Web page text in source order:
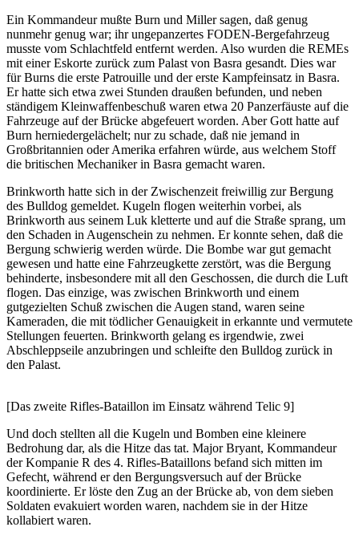
Ein Kommandeur mußte Burn und Miller sagen, daß genug
nunmehr genug war; ihr ungepanzertes FODEN-Bergefahrzeug
musste vom Schlachtfeld entfernt werden. Also wurden die REMEs
mit einer Eskorte zurück zum Palast von Basra gesandt. Dies war
für Burns die erste Patrouille und der erste Kampfeinsatz in Basra.
Er hatte sich etwa zwei Stunden draußen befunden, und neben
ständigem Kleinwaffenbeschuß waren etwa 20 Panzerfäuste auf die
Fahrzeuge auf der Brücke abgefeuert worden. Aber Gott hatte auf
Burn herniedergelächelt; nur zu schade, daß nie jemand in
Großbritannien oder Amerika erfahren würde, aus welchem Stoff
die britischen Mechaniker in Basra gemacht waren.
Brinkworth hatte sich in der Zwischenzeit freiwillig zur Bergung
des Bulldog gemeldet. Kugeln flogen weiterhin vorbei, als
Brinkworth aus seinem Luk kletterte und auf die Straße sprang, um
den Schaden in Augenschein zu nehmen. Er konnte sehen, daß die
Bergung schwierig werden würde. Die Bombe war gut gemacht
gewesen und hatte eine Fahrzeugkette zerstört, was die Bergung
behinderte, insbesondere mit all den Geschossen, die durch die Luft
flogen. Das einzige, was zwischen Brinkworth und einem
gutgezielten Schuß zwischen die Augen stand, waren seine
Kameraden, die mit tödlicher Genauigkeit in erkannte und vermutete
Stellungen feuerten. Brinkworth gelang es irgendwie, zwei
Abschleppseile anzubringen und schleifte den Bulldog zurück in
den Palast.
[Das zweite Rifles-Bataillon im Einsatz während Telic 9]
Und doch stellten all die Kugeln und Bomben eine kleinere
Bedrohung dar, als die Hitze das tat. Major Bryant, Kommandeur
der Kompanie R des 4. Rifles-Bataillons befand sich mitten im
Gefecht, während er den Bergungsversuch auf der Brücke
koordinierte. Er löste den Zug an der Brücke ab, von dem sieben
Soldaten evakuiert worden waren, nachdem sie in der Hitze
kollabiert waren.